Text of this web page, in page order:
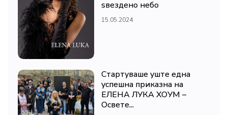
ѕвездено небо
15.05.2024
Стартуваше уште една
успешна приказна на
ЕЛЕНА ЛУКА ХОУМ –
Освете...